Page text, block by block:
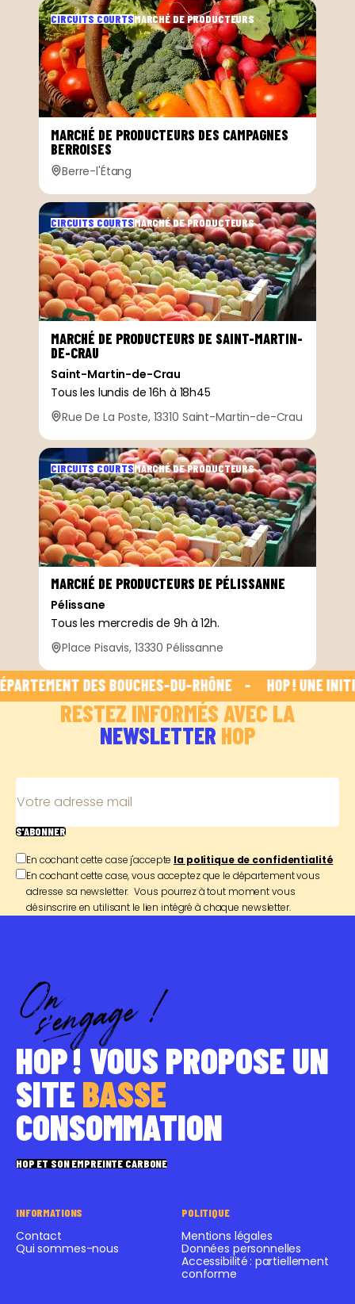
MARCHÉ DE PRODUCTEURS DES CAMPAGNES
BERROISES
CIRCUITS COURTSMARCHÉ DE PRODUCTEURS
Berre-l'Étang
MARCHÉ DE PRODUCTEURS DE SAINT-MARTIN-
DE-CRAU
CIRCUITS COURTSMARCHÉ DE PRODUCTEURS
Saint-Martin-de-Crau
Tous les lundis de 16h à 18h45
Rue De La Poste, 13310 Saint-Martin-de-Crau
MARCHÉ DE PRODUCTEURS DE PÉLISSANNE
CIRCUITS COURTSMARCHÉ DE PRODUCTEURS
Pélissane
Tous les mercredis de 9h à 12h.
Place Pisavis, 13330 Pélissanne
DES BOUCHES-DU-RHÔNE    - HOP ! UNE
RESTEZ INFORMÉS AVEC LA
NEWSLETTER HOP
Votre adresse mail
S'ABONNER
En cochant cette case j'accepte la politique de confidentialité
En cochant cette case, vous acceptez que le département vous
adresse sa newsletter. Vous pourrez à tout moment vous
désinscrire en utilisant le lien intégré à chaque newsletter.
HOP ! VOUS PROPOSE UN
SITE BASSE
CONSOMMATION
HOP ET SON EMPREINTE CARBONE
INFORMATIONS
Contact
Qui sommes-nous
POLITIQUE
Mentions légales
Données personnelles
Accessibilité : partiellement
conforme